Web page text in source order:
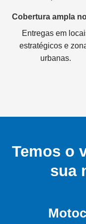
Cobertura ampla
Entregas em
estratégicos e
urbanas.
Temos o
sua